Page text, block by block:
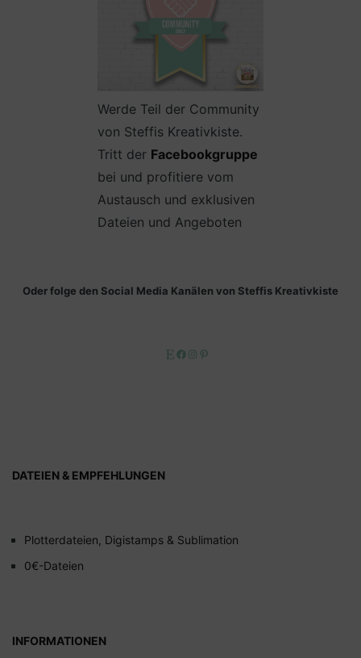
Werde Teil der Community
von Steffis Kreativkiste.
Tritt der Facebookgruppe
bei und profitiere vom
Austausch und exklusiven
Dateien und Angeboten
Oder folge den Social Media Kanälen von Steffis Kreativkiste
EtsyFacebook
Instagram
DATEIEN & EMPFEHLUNGEN
Plotterdateien, Digistamps & Sublimation
0€-Dateien
INFORMATIONEN